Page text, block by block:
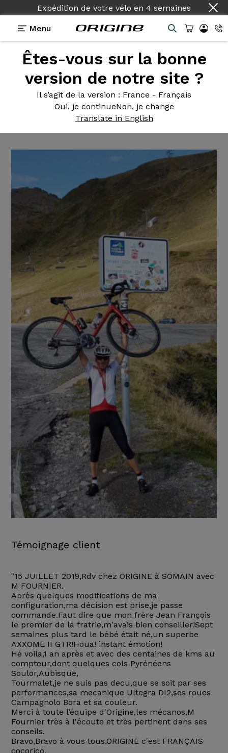
Expédition de votre vélo en 4 semaines
Menu
Êtes-vous sur la bonne
version de notre site ?
Il s’agit de la version : France - Français
Oui, je continueNon, je change
Translate in English
Témoignages>Vélo de course Axxome II GTR
Vélo decourse Axxome II GTR
Ultegra DI2 Bora One 35
Témoignage client
"15 JUILLET 2019,Rdv chez ORIGINE à SOMAIN avec
M FOURNIER.
Après quelques modifications de ma
configuration,ma décision est prise,je passe
commande.Faut dire que mon frère Jean François
le premier de la fratrie,m'avais bien conseiller!Sept
semaines plus tard le bébé était né,un superbe
AXXOME II GTR!Houa! instant émotion!
Hé voila,1 an après et avec des centaines de kms au
compteur,dont quelques cols Pyrénéens
Soulor,Aubisque,
Tourmalet,je ne suis pas decu,que se soit par ses
performances,sa mecanique Ultegra DI2,ses roues
Campagnolo Bora et sa couleur.
Merci à toute l’équipe d'Origine,les mécanos,M
Fournier très à l'écoute et très pertinent dans ses
conseils.
Bravo,Bravo à vous tous.ORIGINE c'est FRANÇAIS
cocorico.